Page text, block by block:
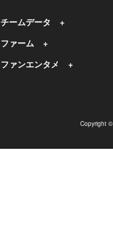
チームデータ
ファーム
ファンエンタメ
Copyright